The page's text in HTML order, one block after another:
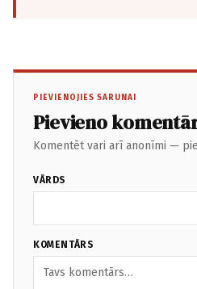
PIEVIENOJIES SARUNAI
Pievieno
Komentēt vari arī anonīmi —
VĀRDS
KOMENTĀRS